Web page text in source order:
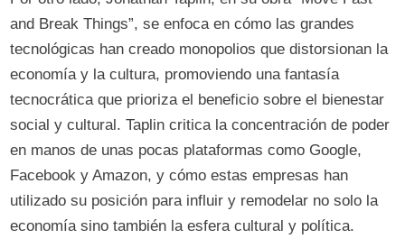
and Break Things”, se enfoca en cómo las grandes
tecnológicas han creado monopolios que distorsionan la
economía y la cultura, promoviendo una fantasía
tecnocrática que prioriza el beneficio sobre el bienestar
social y cultural. Taplin critica la concentración de poder
en manos de unas pocas plataformas como Google,
Facebook y Amazon, y cómo estas empresas han
utilizado su posición para influir y remodelar no solo la
economía sino también la esfera cultural y política.